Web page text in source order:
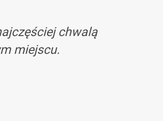
chwalą
miejscu.